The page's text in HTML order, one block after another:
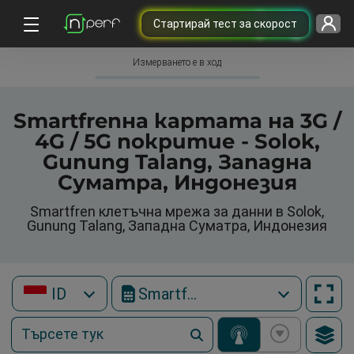
Cтартирай тест за скорост
Измерването е в ход
Smartfrenна картата на 3G /
4G / 5G покритие - Solok,
Gunung Talang, Западна
Суматра, Индонезия
Smartfren клетъчна мрежа за данни в Solok,
Gunung Talang, Западна Суматра, Индонезия
ID Smartfren